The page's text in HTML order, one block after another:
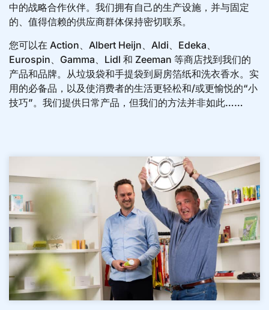
中的战略合作伙伴。我们拥有自己的生产设施，并与固定
的、值得信赖的供应商群体保持密切联系。
您可以在 Action、Albert Heijn、Aldi、Edeka、
Eurospin、Gamma、Lidl 和 Zeeman 等商店找到我们的
产品和品牌。从垃圾袋和手提袋到厨房箔纸和洗衣香水。实
用的必备品，以及使消费者的生活更轻松和/或更愉悦的“小
技巧”。我们提供日常产品，但我们的方法并非如此……